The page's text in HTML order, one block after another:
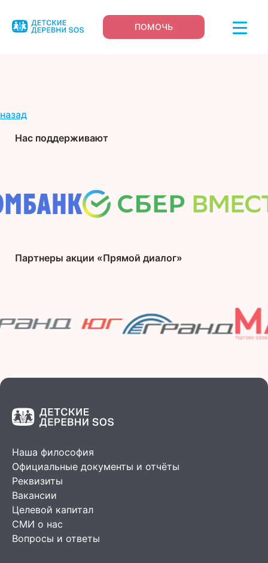
ПОМОЧЬ
назад
Нас поддерживают
Партнеры акции «Прямой диалог»
Наша философия
Официальные документы и отчёты
Реквизиты
Вакансии
Целевой капитал
СМИ о нас
Вопросы и ответы